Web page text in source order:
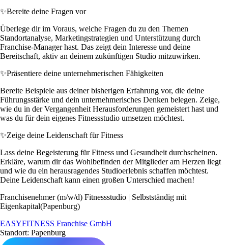
✨Bereite deine Fragen vor
Überlege dir im Voraus, welche Fragen du zu den Themen
Standortanalyse, Marketingstrategien und Unterstützung durch
Franchise-Manager hast. Das zeigt dein Interesse und deine
Bereitschaft, aktiv an deinem zukünftigen Studio mitzuwirken.
✨Präsentiere deine unternehmerischen Fähigkeiten
Bereite Beispiele aus deiner bisherigen Erfahrung vor, die deine
Führungsstärke und dein unternehmerisches Denken belegen. Zeige,
wie du in der Vergangenheit Herausforderungen gemeistert hast und
was du für dein eigenes Fitnessstudio umsetzen möchtest.
✨Zeige deine Leidenschaft für Fitness
Lass deine Begeisterung für Fitness und Gesundheit durchscheinen.
Erkläre, warum dir das Wohlbefinden der Mitglieder am Herzen liegt
und wie du ein herausragendes Studioerlebnis schaffen möchtest.
Deine Leidenschaft kann einen großen Unterschied machen!
Franchisenehmer (m/w/d) Fitnessstudio | Selbstständig mit
Eigenkapital(Papenburg)
EASYFITNESS Franchise GmbH
Standort: Papenburg